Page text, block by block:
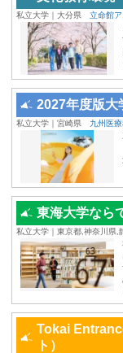
私立大学｜大分県 立命館ア
2027年度版大
私立大学｜宮崎県 九州医
東海大学なら
私立大学｜東京都,神奈川県,
Tokai
ト）